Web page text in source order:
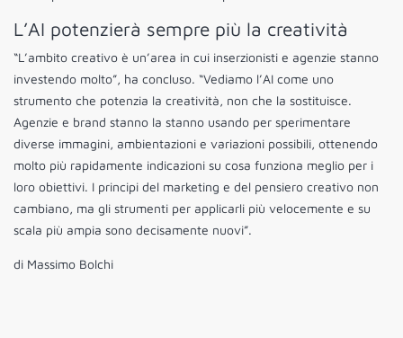
L’AI potenzierà sempre più la creatività
“L’ambito creativo è un’area in cui inserzionisti e agenzie stanno
investendo molto”, ha concluso. “Vediamo l’AI come uno
strumento che potenzia la creatività, non che la sostituisce.
Agenzie e brand stanno la stanno usando per sperimentare
diverse immagini, ambientazioni e variazioni possibili, ottenendo
molto più rapidamente indicazioni su cosa funziona meglio per i
loro obiettivi. I principi del marketing e del pensiero creativo non
cambiano, ma gli strumenti per applicarli più velocemente e su
scala più ampia sono decisamente nuovi”.
di Massimo Bolchi